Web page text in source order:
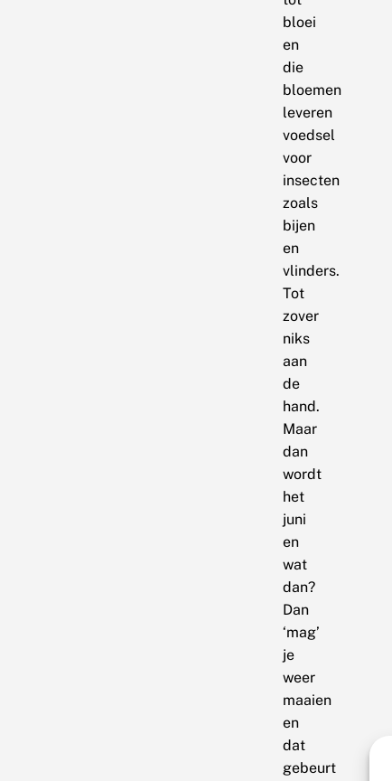
bloei
en
die
bloemen
leveren
voedsel
voor
insecten
zoals
bijen
en
vlinders.
Tot
zover
niks
aan
de
hand.
Maar
dan
wordt
het
juni
en
wat
dan?
Dan
‘mag’
je
weer
maaien
en
dat
gebeurt